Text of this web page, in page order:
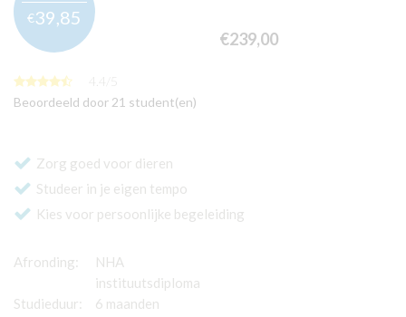
€39, 85
€239,00
4.4
Beoordeeld door 21 student(en)
Zorg goed voor dieren
Studeer in je eigen tempo
Kies voor persoonlijke begeleiding
Afronding:
NHA
instituutsdiploma
Studieduur:
6 maanden